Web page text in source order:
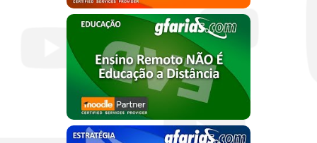
EDUCAÇÃO
clique para assistir